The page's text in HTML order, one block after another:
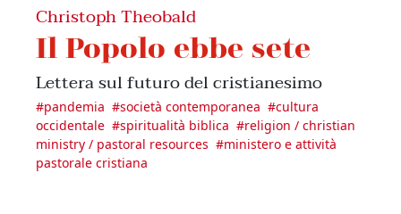
Christoph Theobald
Il Popolo ebbe sete
Lettera sul futuro del cristianesimo
#pandemia #società contemporanea #cultura
occidentale #spiritualità biblica #religion / christian
ministry / pastoral resources #ministero e attività
pastorale cristiana